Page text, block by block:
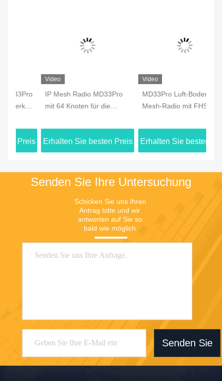
IP Mesh Radio MD33Pro
mit 64 Knoten für die
Drohnen
Erhalten Sie besten Preis
MD33Pro Luft-Boden-IP-
Mesh-Radio mit FHSS-
Erhalten Sie besten Preis
Senden Sie Ihre Untersuchung
Schicken Sie uns Ihren
Antrag bitte und wir
antworten auf Sie so
bald wie möglich.
Senden Sie